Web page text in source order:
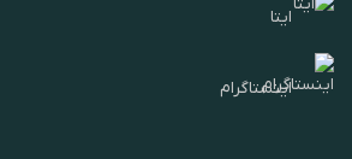
ایتا
اینستاگرام